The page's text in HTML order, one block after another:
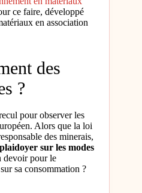
ce faire, développé
en association
des
?
pour observer les
Alors que la loi
des minerais,
sur les modes
devoir pour le
sa consommation ?